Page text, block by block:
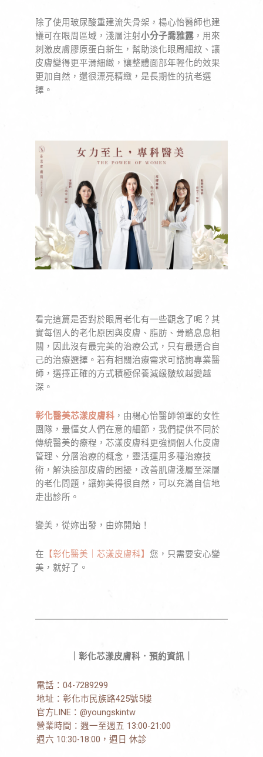
除了使用玻尿酸重建流失骨架，楊心怡醫師也建
議可在眼周區域，淺層注射小分子喬雅露 ，用來
刺激皮膚膠原蛋白新生，幫助淡化眼周細紋、讓
皮膚變得更平滑細緻，讓整體面部年輕化的效果
更加自然，還很漂亮精緻，是長期性的抗老選
擇。
看完這篇是否對於眼周老化有一些觀念了呢？其
實每個人的老化原因與皮膚、脂肪、骨骼息息相
關，因此沒有最完美的治療公式，只有最適合自
己的治療選擇。若有相關治療需求可諮詢專業醫
師，選擇正確的方式積極保養減緩皺紋越變越
深。
彰化醫美芯漾皮膚科 ，由楊心怡醫師領軍的女性
團隊，最懂女人們在意的細節，我們提供不同於
傳統醫美的療程，芯漾皮膚科更強調個人化皮膚
管理、分層治療的概念，靈活運用多種治療技
術，解決臉部皮膚的困擾，改善肌膚淺層至深層
的老化問題，讓妳美得很自然，可以充滿自信地
走出診所。
變美，從妳出發，由妳開始！
在 【彰化醫美｜芯漾皮膚科】 您，只需要安心變
美，就好了。
｜彰化芯漾皮膚科．預約資訊｜
電話： 04-7289299
地址： 彰化市民族路425號5樓
官方LINE： @youngskintw
營業時間：週一至週五 13:00-21:00
週六 10:30-18:00，週日 休診